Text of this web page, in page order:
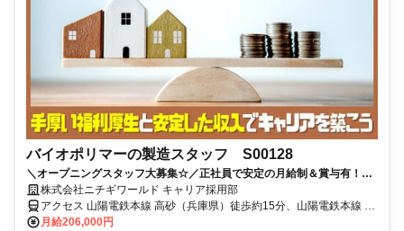
バイオポリマーの製造スタッフ S00128
＼オープニングスタッフ大募集☆／正社員で安定の月給制＆賞与有！工
場勤務が初めての方もOK◎男性活躍中
株式会社ニチギワールド キャリア採用部
アクセス 山陽電鉄本線 高砂（兵庫県）徒歩約15分、山陽電鉄本線 荒
井（兵庫県）徒歩約26分、山陽電鉄本線 尾上の松徒歩約35分 山陽高
月給206,000円